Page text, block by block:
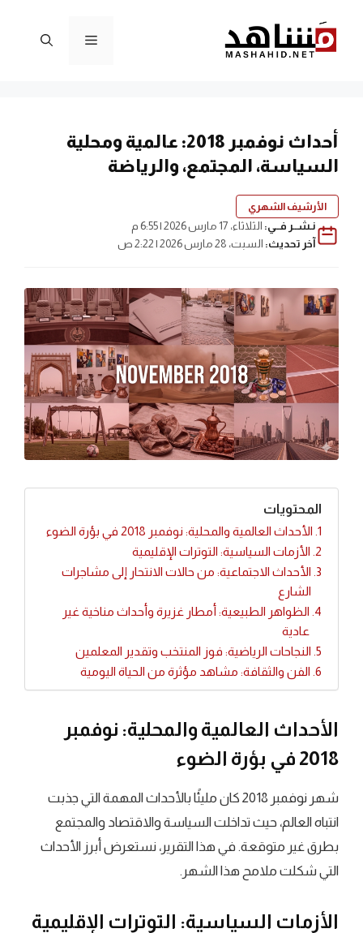
المحتوى
القائمة
أحداث نوفمبر 2018: عالمية ومحلية
السياسة، المجتمع، والرياضة
الأرشيف الشهري
نـشــر فــي: الثلاثاء، 17 مارس 2026 | 6:55 م
آخر تحديث: السبت، 28 مارس 2026 | 2:22 ص
المحتويات
الأحداث العالمية والمحلية: نوفمبر 2018 في بؤرة الضوء
الأزمات السياسية: التوترات الإقليمية
الأحداث الاجتماعية: من حالات الانتحار إلى مشاجرات
الشارع
الظواهر الطبيعية: أمطار غزيرة وأحداث مناخية غير
عادية
النجاحات الرياضية: فوز المنتخب وتقدير المعلمين
الفن والثقافة: مشاهد مؤثرة من الحياة اليومية
الأحداث العالمية والمحلية: نوفمبر
2018 في بؤرة الضوء
شهر نوفمبر 2018 كان مليئًا بالأحداث المهمة التي جذبت
انتباه العالم، حيث تداخلت السياسة والاقتصاد والمجتمع
بطرق غير متوقعة. في هذا التقرير، نستعرض أبرز الأحداث
التي شكلت ملامح هذا الشهر.
الأزمات السياسية: التوترات الإقليمية